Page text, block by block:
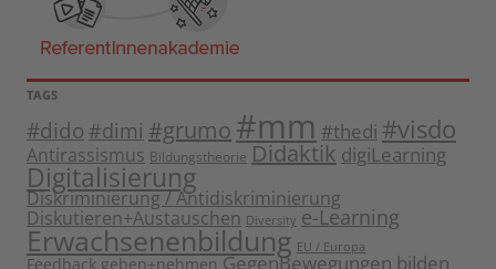
TAGS
#dido #dimi #grumo #mm #thedi #visdo
Antirassismus Bildungstheorie Didaktik digiLearning
Digitalisierung
Diskriminierung / Antidiskriminierung
Diskutieren+Austauschen Diversity e-Learning
Erwachsenenbildung EU / Europa
Feedback geben+nehmen GegenBewegungen bilden